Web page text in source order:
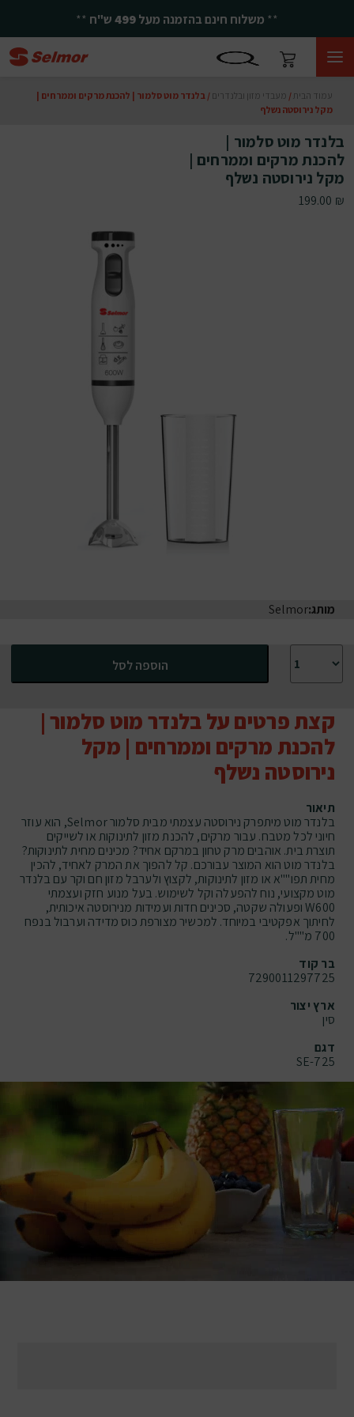
** משלוח חינם בהזמנה מעל499ש"ח **
עמוד הבית / מעבדי מזון ובלנדרים / בלנדר מוט סלמור | להכנת מרקים וממרחים |
מקל נירוסטה נשלף
מותג:Selmor
הוספה לסל
קצת פרטים על בלנדר מוט סלמור |
להכנת מרקים וממרחים | מקל
נירוסטה נשלף
תיאור
בלנדר מוט מיתפרק נירוסטה עצמתי מבית סלמור Selmor, הוא עוזר
חיוני לכל מטבח. עבור מרקים, להכנת מזון לתינוקות או לשייקים
תוצרת בית. אוהבים מרק טחון במרקם אחיד? מכינים מחית לתינוקות?
בלנדר מוט הוא המוצר עבורכם. קל להפוך את המרק לאחיד, להכין
מחית תפו""א או מזון לתינוקות, לקצוץ ולערבל מזון חם וקר עם בלנדר
מוט מקצועי, נוח להפעלה וקל לשימוש. בעל מנוע חזק ועצמתי
W600 ופעולה שקטה, סכינים חדות ועמידות מנירוסטה איכותית,
לחיתוך אפקטיבי במיוחד. למכשיר מצורפת כוס מדידה וערבול בנפח
700 מ""ל.
בר קוד
7290011297725
ארץ יצור
סין
דגם
SE-725
בלנדר מוט סלמור |
להכנת מרקים וממרחים |
מקל נירוסטה נשלף
199.00 ₪